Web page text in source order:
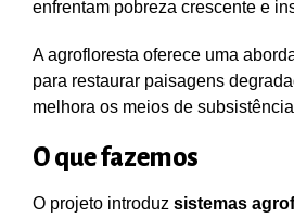
enfrentam pobreza crescente e
A agrofloresta oferece uma
para restaurar paisagens
melhora os meios de
O que fazemos
O projeto introduz sistemas